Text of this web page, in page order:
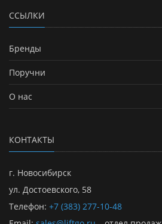
ССЫЛКИ
Бренды
Поручни
О нас
КОНТАКТЫ
г. Новосибирск
ул. Достоевского, 58
Телефон: +7 (383) 277-10-48